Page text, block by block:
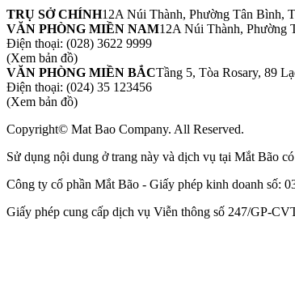
TRỤ SỞ CHÍNH12A Núi Thành, Phường Tân Bình,
VĂN PHÒNG MIỀN NAM12A Núi Thành, Phường
Điện thoại: (028) 3622 9999
(Xem bản đồ)
VĂN PHÒNG MIỀN BẮCTầng 5, Tòa Rosary, 89
Điện thoại: (024) 35 123456
(Xem bản đồ)
Copyright© Mat Bao Company. All Reserved.
Sử dụng nội dung ở trang này và dịch vụ tại Mắt Bão
Công ty cổ phần Mắt Bão - Giấy phép kinh doanh số:
Giấy phép cung cấp dịch vụ Viễn thông số 247/GP-